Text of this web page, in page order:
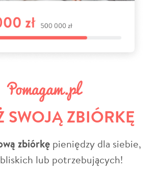
SWOJĄ ZBIÓRKĘ
zbiórkę pieniędzy dla siebie,
lub potrzebujących!